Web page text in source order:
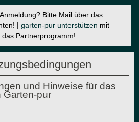
Bitte Mail über das
| garten-pur unterstützen mit
Partnerprogramm!
und Hinweise für das
Garten-pur